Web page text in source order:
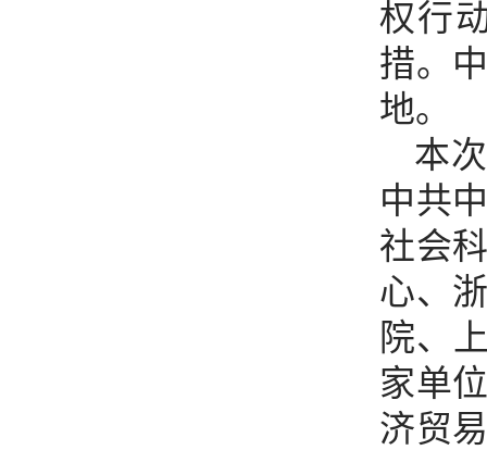
权行
措。
地。
本
中共
社会
心、
院、
家单
济贸